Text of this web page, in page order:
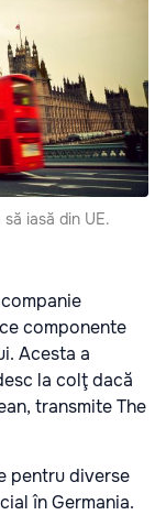
iasă din UE.
componente
Acesta a
la colţ dacă
transmite The
pentru diverse
în Germania.